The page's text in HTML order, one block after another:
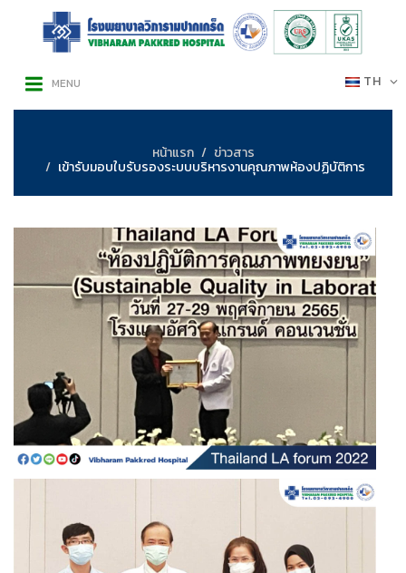
TH
MENU
หน้าแรก ข่าวสาร
เข้ารับมอบใบรับรองระบบบริหารงานคุณภาพห้องปฏิบัติการ